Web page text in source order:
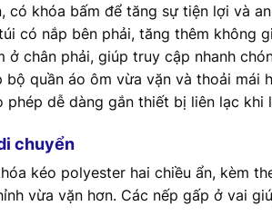
có khóa bấm để tăng sự tiện lợi và
có nắp bên phải, tăng thêm không
ở chân phải, giúp truy cập nhanh
quần áo ôm vừa vặn và thoải mái
phép dễ dàng gắn thiết bị liên lạc khi
chuyển
kéo polyester hai chiều ẩn, kèm
vừa vặn hơn. Các nếp gấp ở vai